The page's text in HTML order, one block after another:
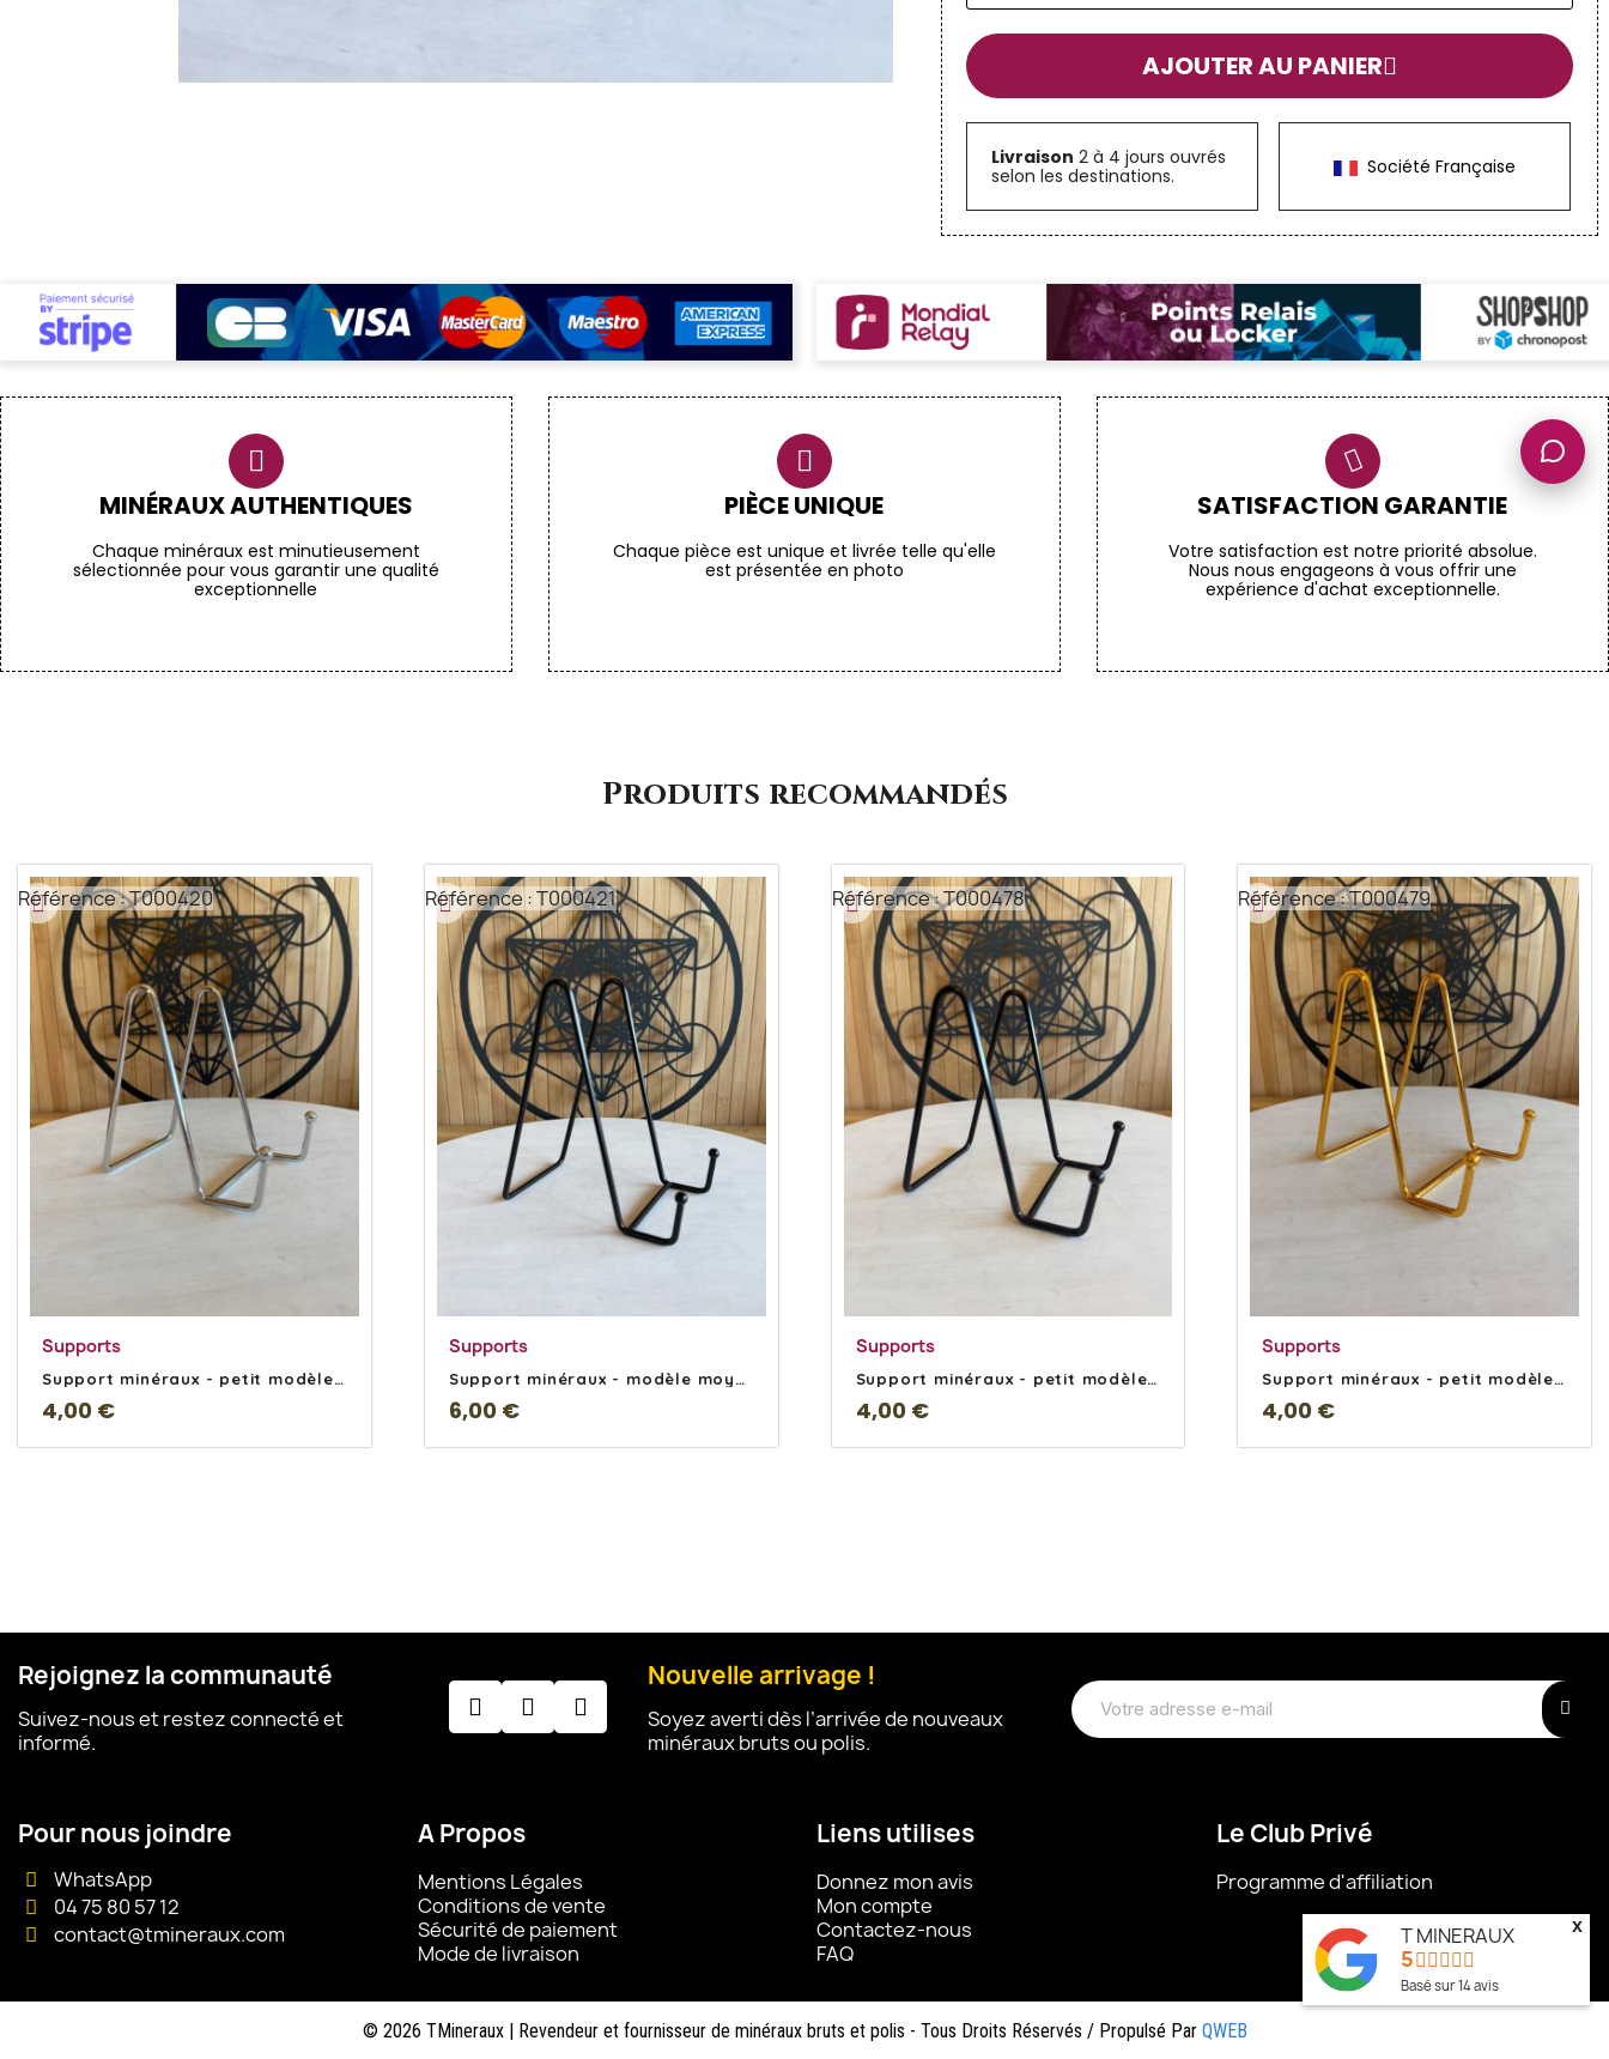
AJOUTER AU PANIER
Livraison 2 à 4 jours ouvrés
selon les destinations.
Société Française
MINÉRAUX AUTHENTIQUES
Chaque minéraux est minutieusement
sélectionnée pour vous garantir une qualité
exceptionnelle
PIÈCE UNIQUE
Chaque pièce est unique et livrée telle qu'elle
est présentée en photo
SATISFACTION GARANTIE
Votre satisfaction est notre priorité absolue.
Nous nous engageons à vous offrir une
expérience d'achat exceptionnelle.
Produits recommandés
Supports
Support minéraux - petit modèle chromé
4,00 €
Référence : T000420
Supports
Support minéraux - modèle moyen Noir
6,00 €
Référence : T000421
Supports
Support minéraux - petit modèle noir
4,00 €
Référence : T000478
Supports
Support minéraux - petit modèle doré
4,00 €
Référence : T000479
Rejoignez la communauté
Suivez-nous et restez connecté et
informé.
Nouvelle arrivage !
Soyez averti dès l’arrivée de nouveaux
minéraux bruts ou polis.
Pour nous joindre
WhatsApp
04 75 80 57 12
contact@tmineraux.com
A Propos
Mentions Légales
Conditions de vente
Sécurité de paiement
Mode de livraison
Liens utilises
Donnez mon avis
Mon compte
Contactez-nous
FAQ
Le Club Privé
Programme d'affiliation
© 2026 TMineraux | Revendeur et fournisseur de minéraux bruts et polis - Tous Droits Réservés / Propulsé Par QWEB
T MINERAUX
5
Basé sur14avis
x